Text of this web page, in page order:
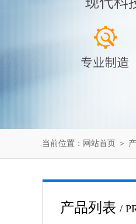
当前位置： 网站首页 ＞
产品列表 /